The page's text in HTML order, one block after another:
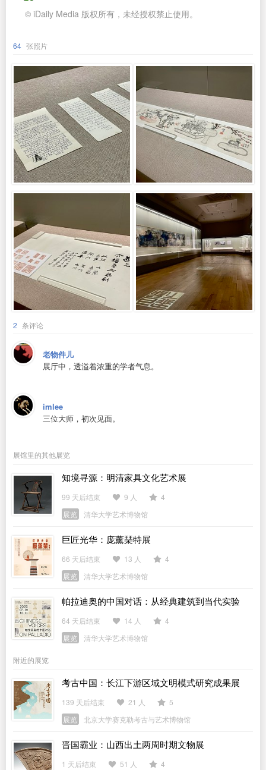
© iDaily Media 版权所有，未经授权禁止使用。
64 张照片
2 条评论
老物件儿
展厅中，透溢着浓重的学者气息。
imlee
三位大师，初次见面。
展馆里的其他展览
知境寻源：明清家具文化艺术展
99 天后结束 9 人
4
展览
清华大学艺术博物馆
巨匠光华：庞薰琹特展
66 天后结束 13 人
4
展览
清华大学艺术博物馆
帕拉迪奥的中国对话：从经典建筑到当代实验
64 天后结束 14 人
4
展览
清华大学艺术博物馆
附近的展览
考古中国：长江下游区域文明模式研究成果展
139 天后结束 21 人
5
展览
北京大学赛克勒考古与艺术博物馆
晋国霸业：山西出土两周时期文物展
1 天后结束 51 人 4